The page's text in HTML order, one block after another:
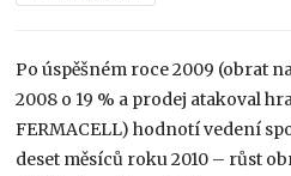
Po úspěšném roce 2009 (obrat
2008 o 19 % a prodej atakoval
FERMACELL) hodnotí vedení
deset měsíců roku 2010 – růst